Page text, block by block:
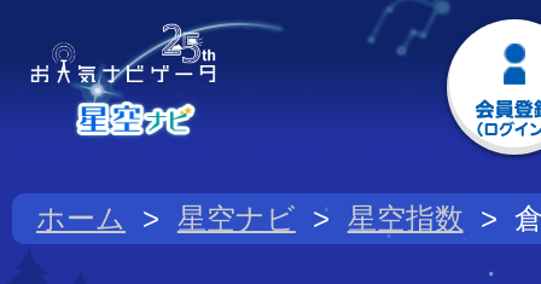
ホーム 星空ナビ 星空指数